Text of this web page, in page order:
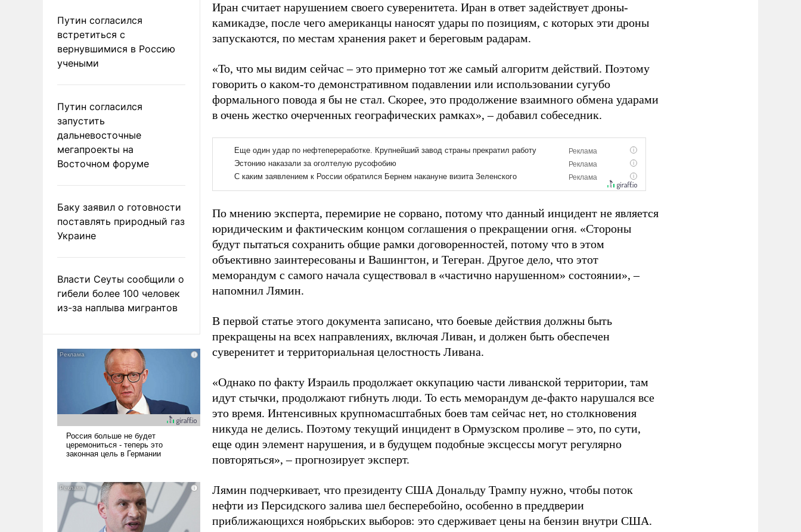
Путин согласился
встретиться с
вернувшимися в Россию
учеными
Путин согласился
запустить
дальневосточные
мегапроекты на
Восточном форуме
Баку заявил о готовности
поставлять природный газ
Украине
Власти Сеуты сообщили о
гибели более 100 человек
из-за наплыва мигрантов
Иран считает нарушением своего суверенитета. Иран в ответ задействует дроны-
камикадзе, после чего американцы наносят удары по позициям, с которых эти дроны
запускаются, по местам хранения ракет и береговым радарам.
«То, что мы видим сейчас – это примерно тот же самый алгоритм действий. Поэтому
говорить о каком-то демонстративном подавлении или использовании сугубо
формального повода я бы не стал. Скорее, это продолжение взаимного обмена ударами
в очень жестко очерченных географических рамках», – добавил собеседник.
По мнению эксперта, перемирие не сорвано, потому что данный инцидент не является
юридическим и фактическим концом соглашения о прекращении огня. «Стороны
будут пытаться сохранить общие рамки договоренностей, потому что в этом
объективно заинтересованы и Вашингтон, и Тегеран. Другое дело, что этот
меморандум с самого начала существовал в «частично нарушенном» состоянии», –
напомнил Лямин.
В первой статье этого документа записано, что боевые действия должны быть
прекращены на всех направлениях, включая Ливан, и должен быть обеспечен
суверенитет и территориальная целостность Ливана.
«Однако по факту Израиль продолжает оккупацию части ливанской территории, там
идут стычки, продолжают гибнуть люди. То есть меморандум де-факто нарушался все
это время. Интенсивных крупномасштабных боев там сейчас нет, но столкновения
никуда не делись. Поэтому текущий инцидент в Ормузском проливе – это, по сути,
еще один элемент нарушения, и в будущем подобные эксцессы могут регулярно
повторяться», – прогнозирует эксперт.
Лямин подчеркивает, что президенту США Дональду Трампу нужно, чтобы поток
нефти из Персидского залива шел бесперебойно, особенно в преддверии
приближающихся ноябрьских выборов: это сдерживает цены на бензин внутри США.